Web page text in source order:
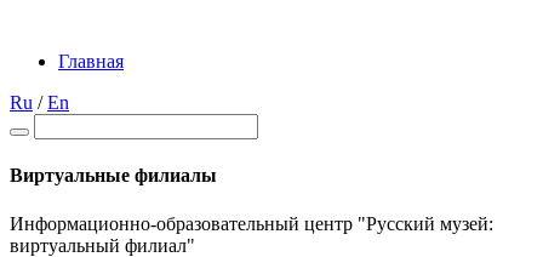
Главная
Ru /En
Виртуальные филиалы
Информационно-образовательный центр "Русский музей:
виртуальный филиал"